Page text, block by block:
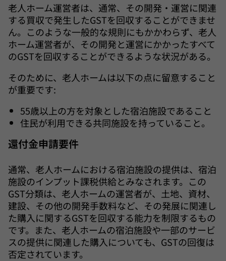
老人ホーム運営者は、通常、その開発・運営に関連
する買収で発生したGSTを回収することができませ
ん。このような一般的な規則にもかかわらず、老人
ホーム運営者が、その開発と運営にかかったすべて
のGSTを回収することができるような状況がある。
そのために、老人ホームは以下の点に留意すること
が重要です:
55歳以上の方を対象とした宿泊施設であること
住民が利用できる共同施設を持っていること。
還付金申請要件
通常、老人ホームにおける宿泊施設の提供は、宿泊
施設のインプット課税供給とみなされます。この
GST分類は、老人ホームの運営者が、土地、資材、
建設、その他の開発手数料など、その発展に関連し
た購入に関するGSTを回収する能力を制限するもの
です。また、老人ホームの宿泊施設や一部のサービ
スの提供に関連した購入についても、GSTの回復は
否定されています。